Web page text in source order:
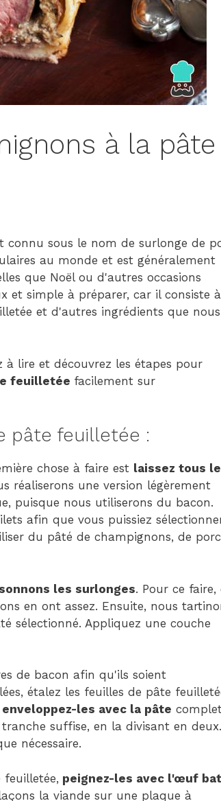
à la pâte
connu sous le nom de surlonge de
au monde et est généralement
que Noël ou d'autres occasions
et simple à préparer, car il consiste à
et d'autres ingrédients que nous
à lire et découvrez les étapes pour
feuilletée facilement sur
pâte feuilletée :
chose à faire est laissez tous
réaliserons une version légèrement
puisque nous utiliserons du bacon.
afin que vous puissiez
du pâté de champignons, de
les surlonges. Pour ce faire,
en ont assez. Ensuite, nous
sélectionné. Appliquez une couche
de bacon afin qu'ils soient
étalez les feuilles de pâte
enveloppez-les avec la pâte
suffise, en la divisant en
nécessaire.
feuilletée, peignez-les avec l'œuf
la viande sur une plaque à